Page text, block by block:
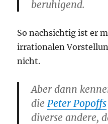
beruhigend.
So nachsichtig ist er
irrationalen
nicht.
Aber dann
diePeter Popoffs
diverse andere,